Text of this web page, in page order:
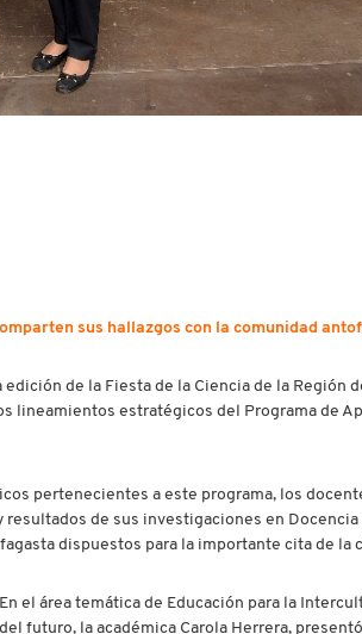
sus hallazgos con la comunidad
de la Fiesta de la Ciencia de la Región
lineamientos estratégicos del Programa de
pertenecientes a este programa, los
resultados de sus investigaciones en
dispuestos para la importante cita de la
En el área temática de Educación para la
del futuro, la académica Carola Herrera,